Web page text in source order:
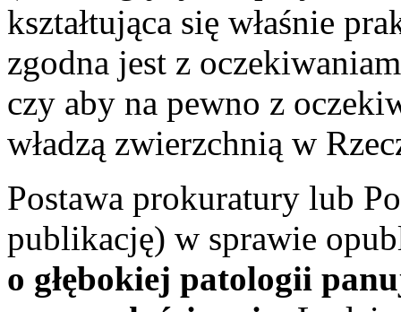
kształtująca się właśnie
zgodna jest z
czy aby na pewno z
władzą zwierzchnią w
Postawa prokuratury lub
publikację) w sprawie
o głębokiej patologii